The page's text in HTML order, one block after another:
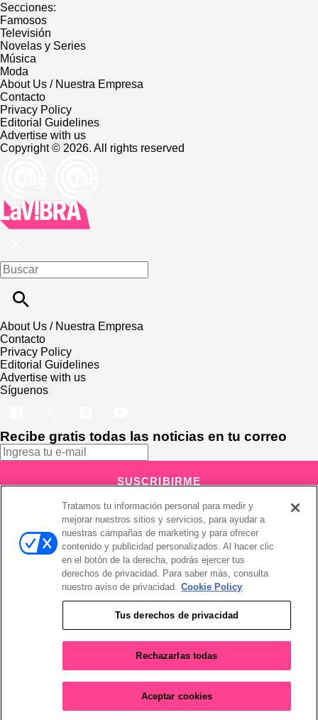
Secciones:
Famosos
Televisión
Novelas y Series
Música
Moda
About Us / Nuestra Empresa
Contacto
Privacy Policy
Editorial Guidelines
Advertise with us
Copyright © 2026. All rights reserved
About Us / Nuestra Empresa
Contacto
Privacy Policy
Editorial Guidelines
Advertise with us
Síguenos
Recibe gratis todas las noticias en tu correo
SUSCRIBIRME
Este sitio está protegido por reCAPTCHA y Google
Política de
y Se aplican lasCondiciones de servicio .
Suscribirse implica aceptar los términos y condiciones
¡Muchas gracias!Ya estás suscrito a nuestro newsletter
Recibe gratis todas las noticias en tu correo
SUSCRIBIRME
Condiciones de servicio
Suscribirse implica aceptar lostérminos y condiciones
Tratamos tu información personal para medir y
mejorar nuestros sitios y servicios, para ayudar a
nuestras campañas de marketing y para ofrecer
contenido y publicidad personalizados. Al hacer clic
en el botón de la derecha, podrás ejercer tus
derechos de privacidad. Para saber más, consulta
nuestro aviso de privacidad. Cookie Policy
Tus derechos de privacidad
Rechazarlas todas
Aceptar cookies